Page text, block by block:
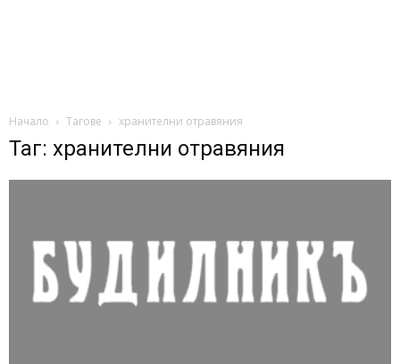
Начало Тагове хранителни отравяния
Таг: хранителни отравяния